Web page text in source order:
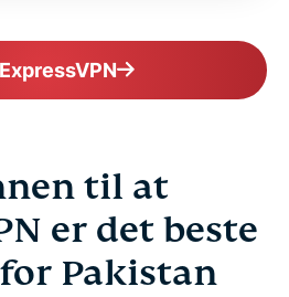
til at
er det beste
Pakistan